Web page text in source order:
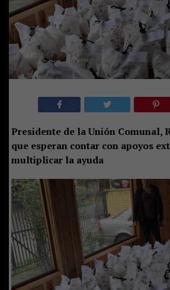
Presidente de la Unión Comunal,
que esperan contar con apoyos
multiplicar la ayuda